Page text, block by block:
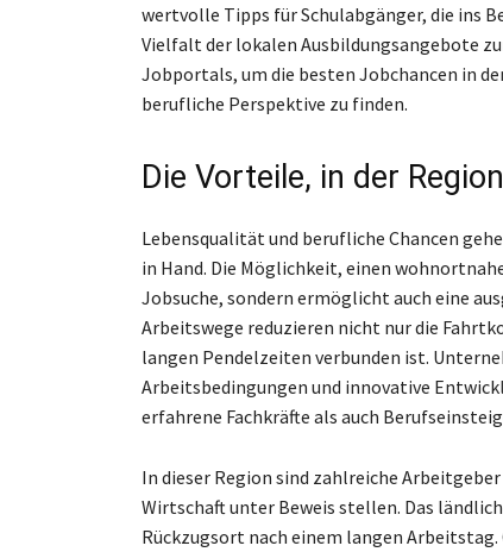
wertvolle Tipps für Schulabgänger, die ins
Vielfalt der lokalen Ausbildungsangebote
Jobportals, um die besten Jobchancen in
berufliche Perspektive zu finden.
Die Vorteile, in der
Lebensqualität und berufliche Chancen
in Hand. Die Möglichkeit, einen
Jobsuche, sondern ermöglicht auch eine
Arbeitswege reduzieren nicht nur die
langen Pendelzeiten verbunden ist.
Arbeitsbedingungen und innovative
erfahrene Fachkräfte als auch
In dieser Region sind zahlreiche
Wirtschaft unter Beweis stellen. Das
Rückzugsort nach einem langen